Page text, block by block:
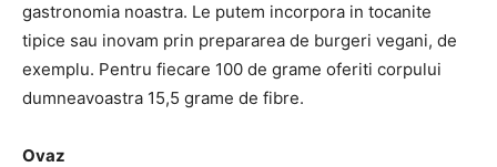
gastronomia noastra. Le putem incorpora in tocanite
tipice sau inovam prin prepararea de burgeri vegani, de
exemplu. Pentru fiecare 100 de grame oferiti corpului
dumneavoastra 15,5 grame de fibre.
Ovaz